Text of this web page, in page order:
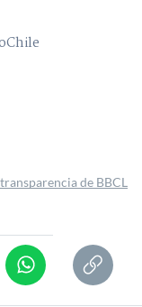
de BBCL